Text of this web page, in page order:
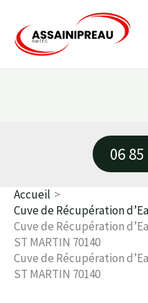
contenu
06 85
Accueil
Cuve de Récupération
Cuve de Récupération
ST MARTIN 70140
Cuve de Récupération
ST MARTIN 70140